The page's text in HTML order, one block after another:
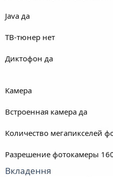
Java да
ТВ-тюнер нет
Диктофон да
Камера
Встроенная камера да
Количество мегапикселей
Разрешение фотокамеры
Вкладення